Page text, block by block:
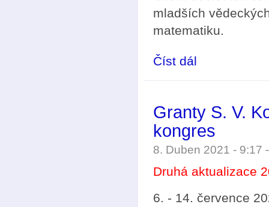
mladších
matematiku.
Číst dál
Granty S. V.
kongres
8. Duben 2021 -
Druhá aktualizace
6. - 14. července